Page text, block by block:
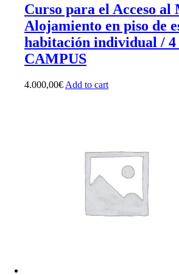
Curso para el Acceso al
Alojamiento en piso de
habitación individual / 4
CAMPUS
4.000,00€ Add to cart